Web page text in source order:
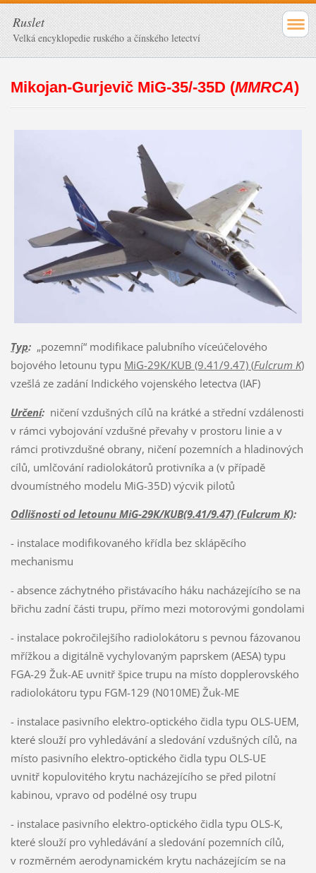
Ruslet
Velká encyklopedie ruského a čínského letectví
Mikojan-Gurjevič MiG-35/-35D (MMRCA)
Typ:„pozemní“ modifikace palubního víceúčelového
bojového letounu typu MiG-29K/KUB (9.41/9.47) (Fulcrum K)
vzešlá ze zadání Indického vojenského letectva (IAF)
Určení:ničení vzdušných cílů na krátké a střední vzdálenosti
v rámci vybojování vzdušné převahy v prostoru linie a v
rámci protivzdušné obrany, ničení pozemních a hladinových
cílů, umlčování radiolokátorů protivníka a (v případě
dvoumístného modelu MiG-35D) výcvik pilotů
Odlišnosti od letounu MiG-29K/KUB(9.41/9.47) (Fulcrum K):
- instalace modifikovaného křídla bez sklápěcího
mechanismu
- absence záchytného přistávacího háku nacházejícího se na
břichu zadní části trupu, přímo mezi motorovými gondolami
- instalace pokročilejšího radiolokátoru s pevnou fázovanou
mřížkou a digitálně vychylovaným paprskem (AESA) typu
FGA-29 Žuk-AE uvnitř špice trupu na místo dopplerovského
radiolokátoru typu FGM-129 (N010ME) Žuk-ME
- instalace pasivního elektro-optického čidla typu OLS-UEM,
které slouží pro vyhledávání a sledování vzdušných cílů, na
místo pasivního elektro-optického čidla typu OLS-UE
uvnitř kopulovitého krytu nacházejícího se před pilotní
kabinou, vpravo od podélné osy trupu
- instalace pasivního elektro-optického čidla typu OLS-K,
které slouží pro vyhledávání a sledování pozemních cílů,
v rozměrném aerodynamickém krytu nacházejícím se na